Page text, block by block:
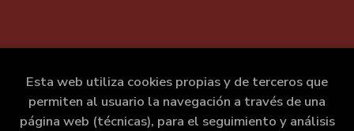
Esta web utiliza cookies propias y de terceros que
permiten al usuario la navegación a través de una
página web (técnicas), para el seguimiento y análisis